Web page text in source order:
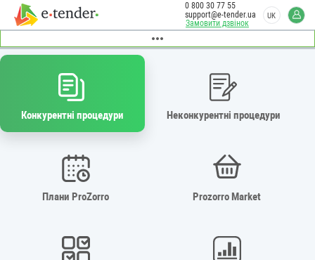
Замовити дзвінок
0 800 30 77 55
support@e-tender.ua
UK
Конкурентні процедури Неконкурентні процедури
Плани ProZorro Prozorro Market